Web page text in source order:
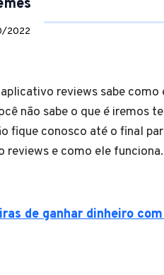
2022
reviews sabe como
não sabe o que é iremos
fique conosco até o final
reviews e como ele funciona.
de ganhar dinheiro